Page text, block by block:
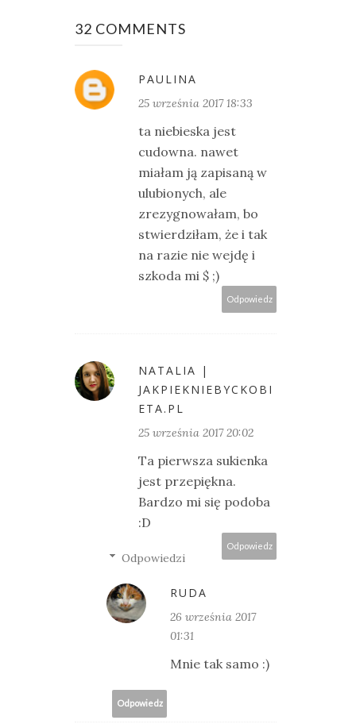
32 COMMENTS
PAULINA
25 września 2017 18:33
ta niebieska jest
cudowna. nawet
miałam ją zapisaną w
ulubionych, ale
zrezygnowałam, bo
stwierdziłam, że i tak
na razie nie wejdę i
szkoda mi $ ;)
Odpowiedz
NATALIA |
JAKPIEKNIEBYCKOBI
ETA.PL
25 września 2017 20:02
Ta pierwsza sukienka
jest przepiękna.
Bardzo mi się podoba
:D
Odpowiedz
Odpowiedzi
RUDA
26 września 2017
01:31
Mnie tak samo :)
Odpowiedz